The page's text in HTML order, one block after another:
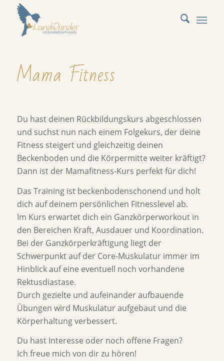
Mama Fitness
Du hast deinen Rückbildungskurs abgeschlossen
und suchst nun nach einem Folgekurs, der deine
Fitness steigert und gleichzeitig deinen
Beckenboden und die Körpermitte weiter kräftigt?
Dann ist der Mamafitness-Kurs perfekt für dich!
Das Training ist beckenbodenschonend und holt
dich auf deinem persönlichen Fitnesslevel ab.
Im Kurs erwartet dich ein Ganzkörperworkout in
den Bereichen Kraft, Ausdauer und Koordination.
Bei der Ganzkörperkräftigung liegt der
Schwerpunkt auf der Core-Muskulatur immer im
Hinblick auf eine eventuell noch vorhandene
Rektusdiastase.
Durch gezielte und aufeinander aufbauende
Übungen wird Muskulatur aufgebaut und die
Körperhaltung verbessert.
Du hast Interesse oder noch offene Fragen?
Ich freue mich von dir zu hören!